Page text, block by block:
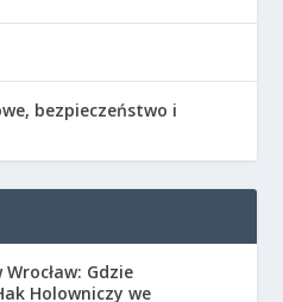
bezpieczeństwo i
Gdzie
Holowniczy we